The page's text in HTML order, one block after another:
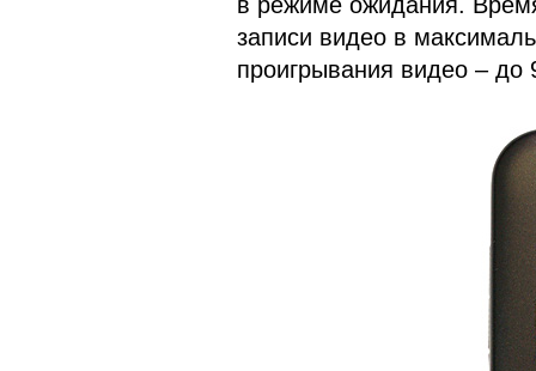
записи видео в
проигрывания видео – до